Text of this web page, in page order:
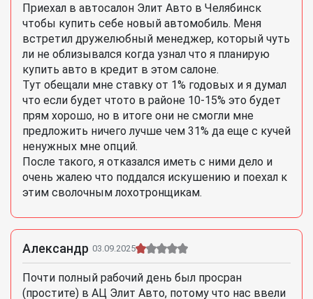
Приехал в автосалон Элит Авто в Челябинск
чтобы купить себе новый автомобиль. Меня
встретил дружелюбный менеджер, который чуть
ли не облизывался когда узнал что я планирую
купить авто в кредит в этом салоне.
Тут обещали мне ставку от 1% годовых и я думал
что если будет чтото в районе 10-15% это будет
прям хорошо, но в итоге они не смогли мне
предложить ничего лучше чем 31% да еще с кучей
ненужных мне опций.
После такого, я отказался иметь с ними дело и
очень жалею что поддался искушению и поехал к
этим сволочным лохотронщикам.
Александр 03.09.2025
Почти полный рабочий день был просран
(простите) в АЦ Элит Авто, потому что нас ввели